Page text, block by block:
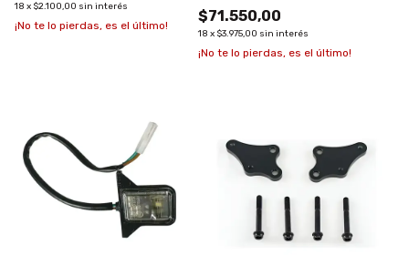
18 x $2.100,00 sin interés
¡No te lo pierdas, es el último!
$71.550,00
18 x $3.975,00 sin interés
¡No te lo pierdas, es el último!